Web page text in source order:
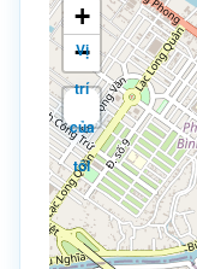
+
−
Vị
trí
của
tôi